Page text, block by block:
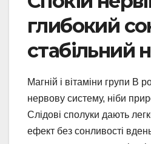
глибокий
стабільний
Магній і вітаміни групи В
нервову систему, ніби
Слідові сполуки дають
ефект без сонливості